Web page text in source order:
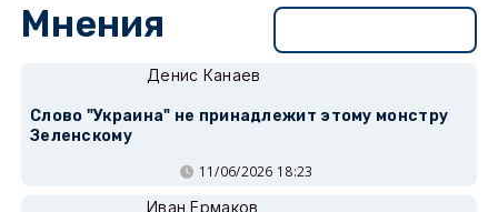
Мнения
Денис Канаев
Слово "Украина" не принадлежит этому монстру
Зеленскому
11/06/2026 18:23
Иван Ермаков